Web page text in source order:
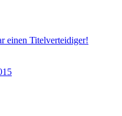
einen Titelverteidiger!